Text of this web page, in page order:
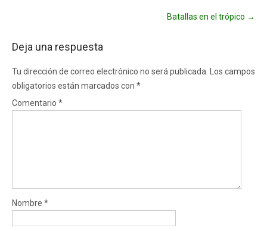
Batallas en el trópico →
Deja una respuesta
Tu dirección de correo electrónico no será publicada.
Los campos
obligatorios están marcados con *
Comentario *
Nombre *